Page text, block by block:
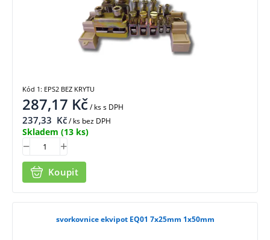
287,17 Kč/ kss DPH
237,33 Kč/ ks bez DPH
Skladem (13 ks)
Koupit
Kód 1: EPS2 BEZ KRYTU
svorkovnice ekvipot EQ01 7x25mm 1x50mm